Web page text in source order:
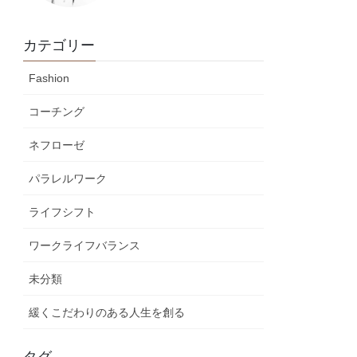
カテゴリー
Fashion
コーチング
ネフローゼ
パラレルワーク
ライフシフト
ワークライフバランス
未分類
緩くこだわりのある人生を創る